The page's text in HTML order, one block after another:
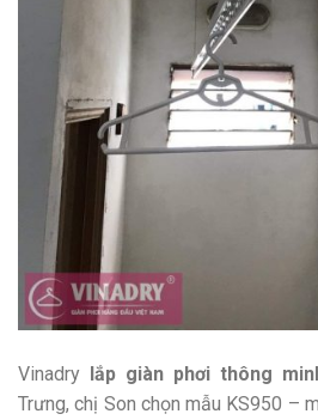
Vinadry lắp giàn phơi thông
Trưng, chị Son chọn mẫu KS950 –